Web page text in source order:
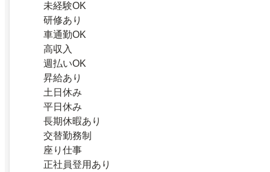
未経験OK
研修あり
車通勤OK
高収入
週払いOK
昇給あり
土日休み
平日休み
長期休暇あり
交替勤務制
座り仕事
正社員登用あり